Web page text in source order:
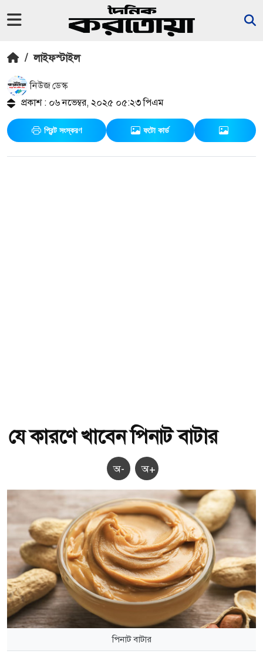
/ লাইফস্টাইল
নিউজ ডেস্ক
প্রকাশ : ০৬ নভেম্বর, ২০২৫ ০৫:২৩ পিএম
প্রিন্ট সংস্করণ ফটো কার্ড
যে কারণে খাবেন পিনাট বাটার
অ- অ+
পিনাট বাটার